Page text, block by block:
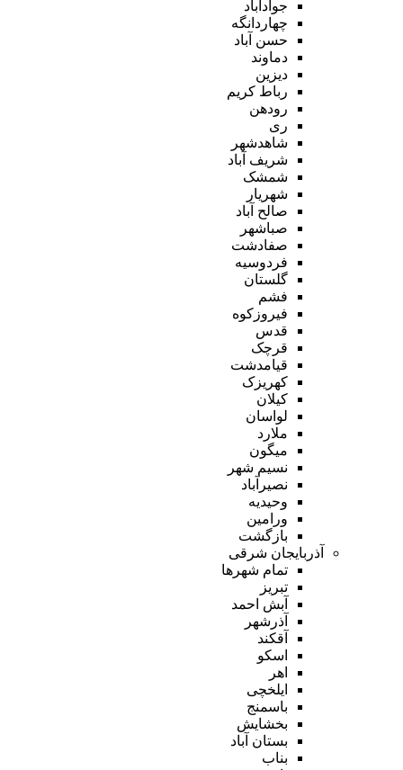
جوادآباد
چهاردانگه
حسن آباد
دماوند
دیزین
رباط کریم
رودهن
ری
شاهدشهر
شریف آباد
شمشک
شهریار
صالح آباد
صباشهر
صفادشت
فردوسیه
گلستان
فشم
فیروزکوه
قدس
قرچک
قیامدشت
کهریزک
کیلان
لواسان
ملارد
میگون
نسیم شهر
نصیرآباد
وحیدیه
ورامین
بازگشت
آذربایجان شرقی
تمام شهر‌ها
تبریز
آبش احمد
آذرشهر
آقکند
اسکو
اهر
ایلخچی
باسمنج
بخشایش
بستان آباد
بناب